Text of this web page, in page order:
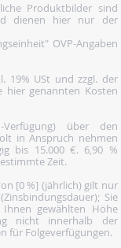
Produktbilder sind
dienen hier nur der
OVP-Angaben
19% USt und zzgl. der
hier genannten Kosten
über den
in Anspruch nehmen
bis 15.000 €. 6,90 %
Zeit.
[0 %] (jährlich) gilt nur
Sie
gewählten Höhe
nicht innerhalb der
für Folgeverfügungen.